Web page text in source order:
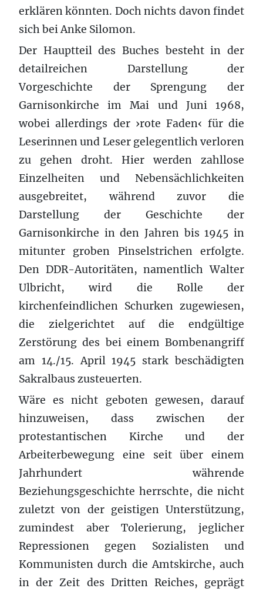
erklären könnten. Doch nichts davon findet
sich bei Anke Silomon.
Der Hauptteil des Buches besteht in der
detailreichen Darstellung der
Vorgeschichte der Sprengung der
Garnisonkirche im Mai und Juni 1968,
wobei allerdings der ›rote Faden‹ für die
Leserinnen und Leser gelegentlich verloren
zu gehen droht. Hier werden zahllose
Einzelheiten und Nebensächlichkeiten
ausgebreitet, während zuvor die
Darstellung der Geschichte der
Garnisonkirche in den Jahren bis 1945 in
mitunter groben Pinselstrichen erfolgte.
Den DDR-Autoritäten, namentlich Walter
Ulbricht, wird die Rolle der
kirchenfeindlichen Schurken zugewiesen,
die zielgerichtet auf die endgültige
Zerstörung des bei einem Bombenangriff
am 14./15. April 1945 stark beschädigten
Sakralbaus zusteuerten.
Wäre es nicht geboten gewesen, darauf
hinzuweisen, dass zwischen der
protestantischen Kirche und der
Arbeiterbewegung eine seit über einem
Jahrhundert währende
Beziehungsgeschichte herrschte, die nicht
zuletzt von der geistigen Unterstützung,
zumindest aber Tolerierung, jeglicher
Repressionen gegen Sozialisten und
Kommunisten durch die Amtskirche, auch
in der Zeit des Dritten Reiches, geprägt